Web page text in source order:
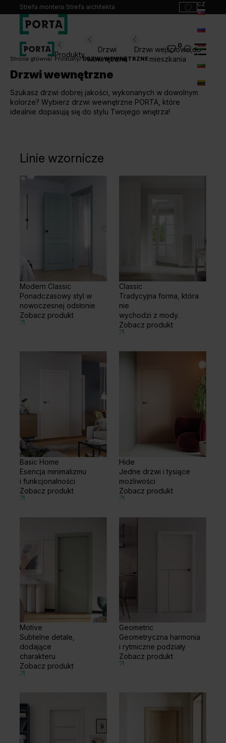
Strefa montera/Strefa architekta cz
hu
lt
Produkty
Drzwi
wewnętrzne
Drzwi wejściowe do
mieszkania
0
Wybierz swoje drzwi
Produkty
Punkty sprzedaży
Katalogi
Pliki do pobrania
Biuro prasowe
Dla sygnalisty
OBSERWUJ NAS
Strona główna Produkty DRZWI WEWNĘTRZNE
Drzwi wewnętrzne
Szukasz drzwi dobrej jakości, wykonanych w dowolnym
kolorze? Wybierz drzwi wewnętrzne PORTA, które
idealnie dopasują się do stylu Twojego wnętrza!
Linie wzornicze
Modern Classic
Ponadczasowy styl w
nowoczesnej odsłonie
Zobacz produkt
Classic
Tradycyjna forma, która
nie
wychodzi z mody.
Zobacz produkt
Basic Home
Esencja minimalizmu
i funkcjonalności
Zobacz produkt
Hide
Jedne drzwi i tysiące
możliwości
Zobacz produkt
Motive
Subtelne detale,
dodające
charakteru
Zobacz produkt
Geometric
Geometryczna harmonia
i rytmiczne podziały
Zobacz produkt